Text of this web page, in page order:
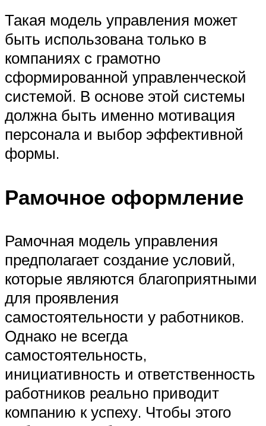
Такая модель управления может
быть использована только в
компаниях с грамотно
сформированной управленческой
системой. В основе этой системы
должна быть именно мотивация
персонала и выбор эффективной
формы.
Рамочное оформление
Рамочная модель управления
предполагает создание условий,
которые являются благоприятными
для проявления
самостоятельности у работников.
Однако не всегда
самостоятельность,
инициативность и ответственность
работников реально приводит
компанию к успеху. Чтобы этого